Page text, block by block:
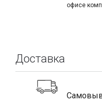
офисе
Доставка